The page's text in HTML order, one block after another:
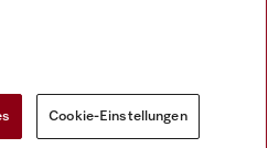
Cookie-Einstellungen